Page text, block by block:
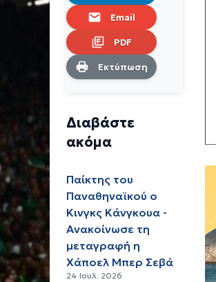
Email
PDF
Εκτύπωση
Διαβάστε
ακόμα
Παίκτης του
Παναθηναϊκού ο
Κινγκς Κάνγκουα -
Ανακοίνωσε τη
μεταγραφή η
Χάποελ Μπερ Σεβά
24 Ιουλ. 2026